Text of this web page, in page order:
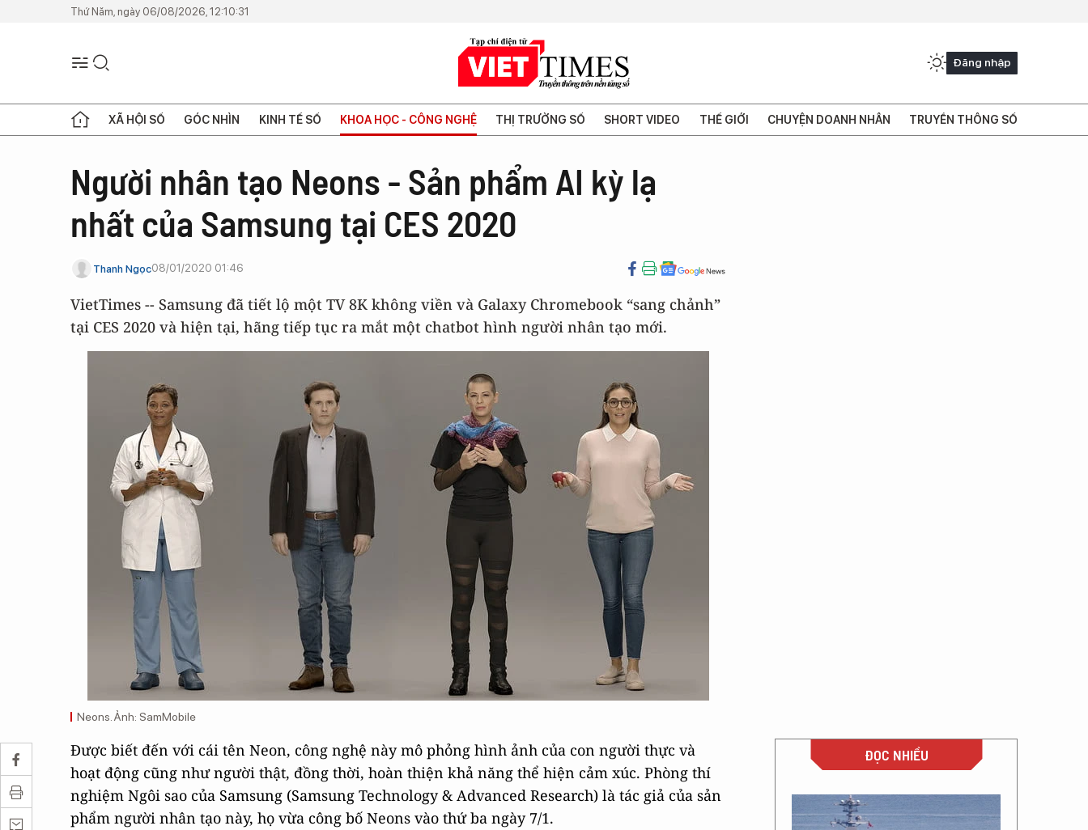
Thứ Năm, ngày 06/08/2026, 12:10:31
Đăng nhập
XÃ HỘI SỐ GÓC NHÌN KINH TẾ SỐ KHOA HỌC - CÔNG NGHỆ THỊ TRƯỜNG SỐ SHORT VIDEO THẾ GIỚI CHUYỆN DOANH NHÂN TRUYỀN THÔNG SỐ
Người nhân tạo Neons - Sản phẩm AI kỳ lạ
nhất của Samsung tại CES 2020
Thanh Ngọc08/01/2020 01:46
VietTimes -- Samsung đã tiết lộ một TV 8K không viền và Galaxy Chromebook “sang chảnh”
tại CES 2020 và hiện tại, hãng tiếp tục ra mắt một chatbot hình người nhân tạo mới.
Neons. Ảnh: SamMobile
Được biết đến với cái tên Neon, công nghệ này mô phỏng hình ảnh của con người thực và
hoạt động cũng như người thật, đồng thời, hoàn thiện khả năng thể hiện cảm xúc. Phòng thí
nghiệm Ngôi sao của Samsung (Samsung Technology & Advanced Research) là tác giả của sản
phẩm người nhân tạo này, họ vừa công bố Neons vào thứ ba ngày 7/1.
ĐỌC NHIỀU